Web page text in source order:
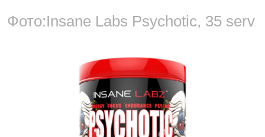
Фото:Insane Labs Psychotic, 35 serv